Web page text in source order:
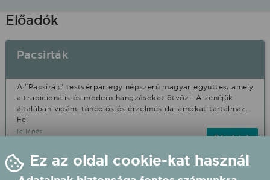
Előadók
Pacsirták
A "Pacsirák" testvérpár egy népszerű magyar együttes, amely
a tradicionális és modern hangzásokat ötvözi. A zenéjük
általában vidám, táncolós és érzelmes dallamokat tartalmaz.
Fel
fellépés
Részletek
Ez az oldal cookie-kat használ